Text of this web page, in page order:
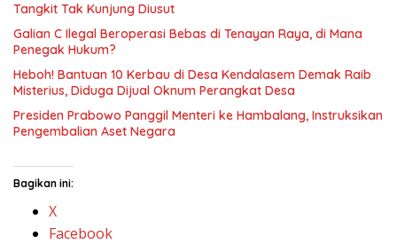
Bagikan ini:
X
Facebook
Telegram
WhatsApp